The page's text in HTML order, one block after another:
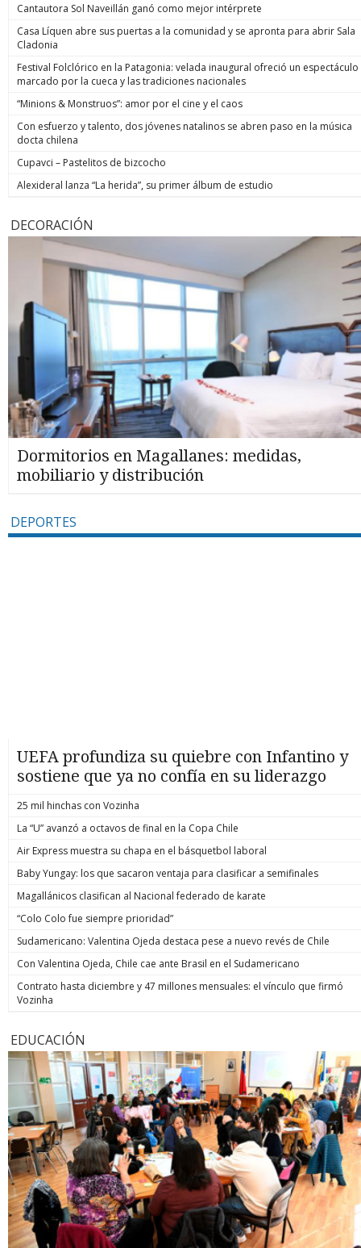
Cantautora Sol Naveillán ganó como mejor intérprete
Casa Líquen abre sus puertas a la comunidad y se apronta para abrir Sala
Cladonia
Festival Folclórico en la Patagonia: velada inaugural ofreció un espectáculo
marcado por la cueca y las tradiciones nacionales
“Minions & Monstruos”: amor por el cine y el caos
Con esfuerzo y talento, dos jóvenes natalinos se abren paso en la música
docta chilena
Cupavci – Pastelitos de bizcocho
Alexideral lanza “La herida”, su primer álbum de estudio
DECORACIÓN
Dormitorios en Magallanes: medidas,
mobiliario y distribución
DEPORTES
UEFA profundiza su quiebre con Infantino y
sostiene que ya no confía en su liderazgo
25 mil hinchas con Vozinha
La “U” avanzó a octavos de final en la Copa Chile
Air Express muestra su chapa en el básquetbol laboral
Baby Yungay: los que sacaron ventaja para clasificar a semifinales
Magallánicos clasifican al Nacional federado de karate
“Colo Colo fue siempre prioridad”
Sudamericano: Valentina Ojeda destaca pese a nuevo revés de Chile
Con Valentina Ojeda, Chile cae ante Brasil en el Sudamericano
Contrato hasta diciembre y 47 millones mensuales: el vínculo que firmó
Vozinha
EDUCACIÓN